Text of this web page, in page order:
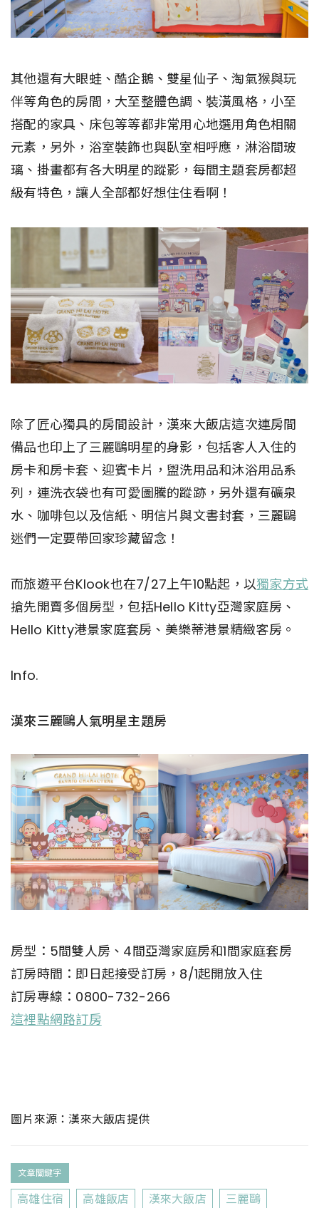
其他還有大眼蛙、酷企鵝、雙星仙子、淘氣猴與玩
伴等角色的房間，大至整體色調、裝潢風格，小至
搭配的家具、床包等等都非常用心地選用角色相關
元素，另外，浴室裝飾也與臥室相呼應，淋浴間玻
璃、掛畫都有各大明星的蹤影，每間主題套房都超
級有特色，讓人全部都好想住住看啊！
除了匠心獨具的房間設計，漢來大飯店這次連房間
備品也印上了三麗鷗明星的身影，包括客人入住的
房卡和房卡套、迎賓卡片，盥洗用品和沐浴用品系
列，連洗衣袋也有可愛圖騰的蹤跡，另外還有礦泉
水、咖啡包以及信紙、明信片與文書封套，三麗鷗
迷們一定要帶回家珍藏留念！
而旅遊平台Klook也在7/27上午10點起，以獨家方式
搶先開賣多個房型，包括Hello Kitty亞灣家庭房、
Hello Kitty港景家庭套房、美樂蒂港景精緻客房。
Info.
漢來三麗鷗人氣明星主題房
房型：5間雙人房、4間亞灣家庭房和1間家庭套房
訂房時間：即日起接受訂房，8/1起開放入住
訂房專線：0800-732-266
這裡點網路訂房
圖片來源：漢來大飯店提供
文章關鍵字
高雄住宿 高雄飯店 漢來大飯店
三麗鷗